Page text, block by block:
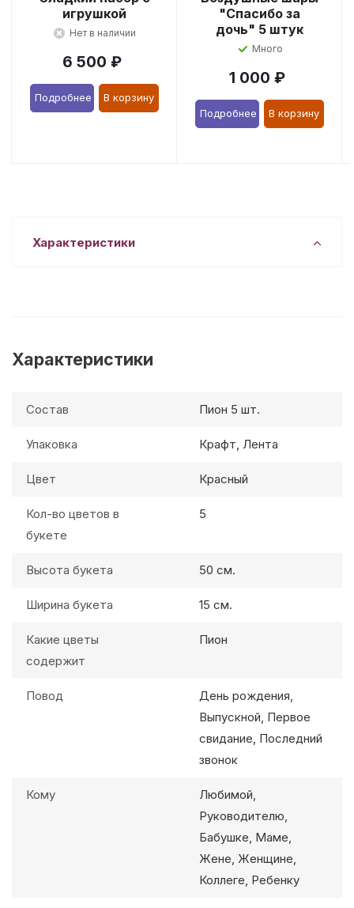
игрушкой
Нет в наличии
6 500 ₽
Подробнее В корзину
"Спасибо за
дочь" 5 штук
Много
1 000 ₽
Подробнее В корзину
Характеристики
Характеристики
Состав Пион 5 шт.
Упаковка Крафт, Лента
Цвет Красный
Кол-во цветов в
букете
5
Высота букета 50 см.
Ширина букета 15 см.
Какие цветы
содержит
Пион
Повод
День рождения,
Выпускной, Первое
свидание, Последний
звонок
Кому
Любимой,
Руководителю,
Бабушке, Маме,
Жене, Женщине,
Коллеге, Ребенку